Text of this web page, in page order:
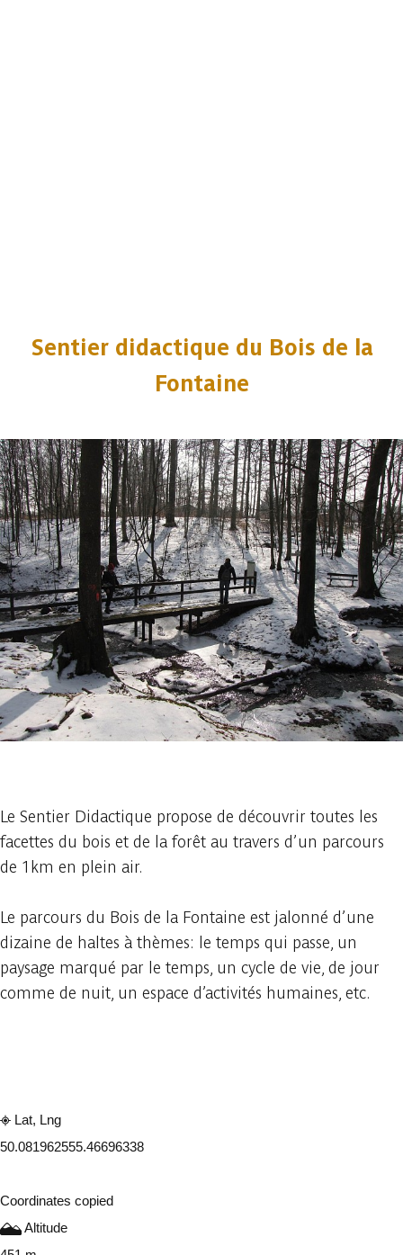
Sentier didactique du Bois de la
Fontaine
Le Sentier Didactique propose de découvrir toutes les
facettes du bois et de la forêt au travers d’un parcours
de 1km en plein air.
Le parcours du Bois de la Fontaine est jalonné d’une
dizaine de haltes à thèmes: le temps qui passe, un
paysage marqué par le temps, un cycle de vie, de jour
comme de nuit, un espace d’activités humaines, etc.
Lat, Lng
50.081962555.46696338
Coordinates copied
Altitude